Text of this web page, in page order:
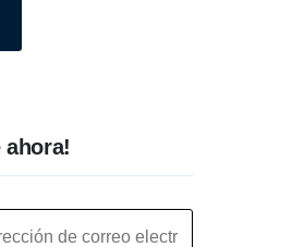
ahora!